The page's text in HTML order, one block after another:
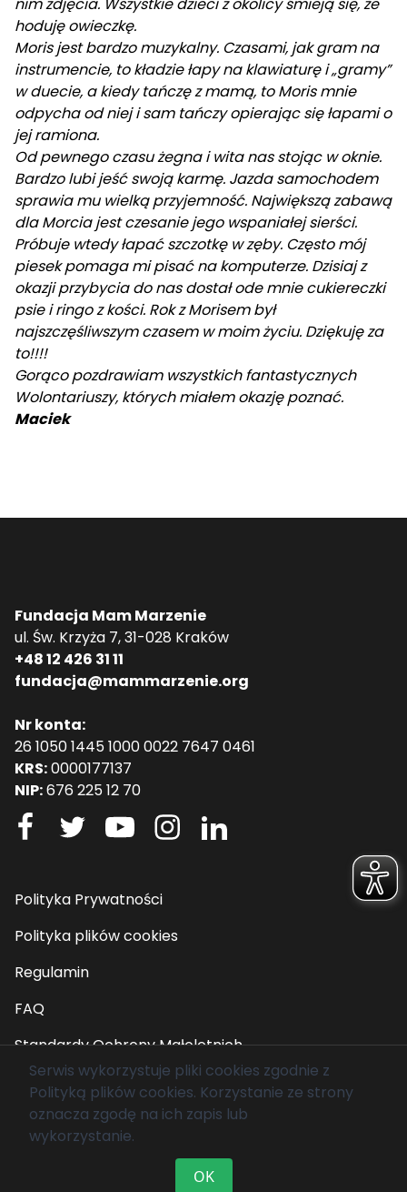
hoduję owieczkę.
Moris jest bardzo muzykalny. Czasami, jak gram na
instrumencie, to kładzie łapy na klawiaturę i „gramy”
w duecie, a kiedy tańczę z mamą, to Moris mnie
odpycha od niej i sam tańczy opierając się łapami o
jej ramiona.
Od pewnego czasu żegna i wita nas stojąc w oknie.
Bardzo lubi jeść swoją karmę. Jazda samochodem
sprawia mu wielką przyjemność. Największą zabawą
dla Morcia jest czesanie jego wspaniałej sierści.
Próbuje wtedy łapać szczotkę w zęby. Często mój
piesek pomaga mi pisać na komputerze. Dzisiaj z
okazji przybycia do nas dostał ode mnie cukiereczki
psie i ringo z kości. Rok z Morisem był
najszczęśliwszym czasem w moim życiu. Dziękuję za
to!!!!
Gorąco pozdrawiam wszystkich fantastycznych
Wolontariuszy, których miałem okazję poznać.
Maciek
Fundacja Mam Marzenie
ul. Św. Krzyża 7, 31-028 Kraków
+48 12 426 31 11
fundacja@mammarzenie.org
Nr konta:
26 1050 1445 1000 0022 7647 0461
KRS:0000177137
NIP:676 225 12 70
Polityka Prywatności
Polityka plików cookies
Regulamin
FAQ
Standardy Ochrony Małoletnich
© 2026 Fundacja Mam Marzenie. Wszelkie prawa
zastrzeżone.
Serwis wykorzystuje pliki cookies zgodnie z
Polityką plików cookies. Korzystanie ze strony
oznacza zgodę na ich zapis lub
wykorzystanie.
OK